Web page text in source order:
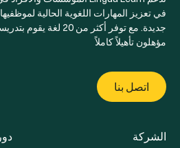
في تعزيز المهارات اللغوية الحالية
جديدة. مع توفر أكثر من 20 لغة
مؤهلون تأهيلاً كاملاً
اتصل بنا
الشركة